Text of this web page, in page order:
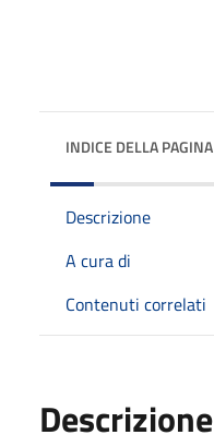
INDICE DELLA PAGINA
Descrizione
A cura di
Contenuti correlati
Descrizione